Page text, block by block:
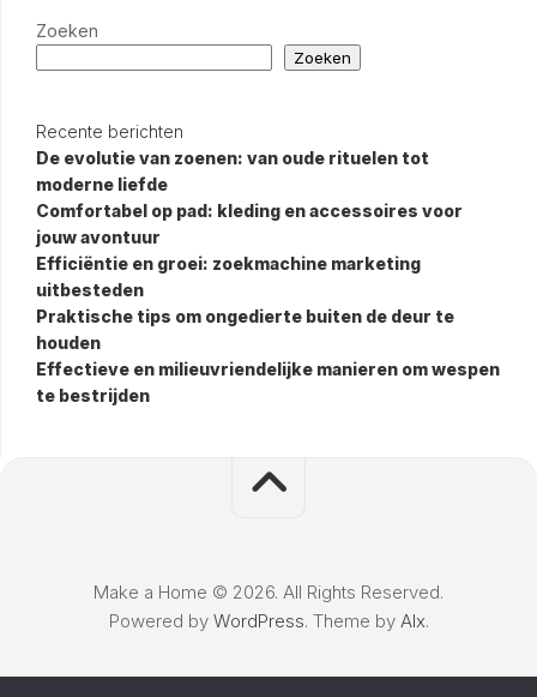
Zoeken
Zoeken
Recente berichten
De evolutie van zoenen: van oude rituelen tot
moderne liefde
Comfortabel op pad: kleding en accessoires voor
jouw avontuur
Efficiëntie en groei: zoekmachine marketing
uitbesteden
Praktische tips om ongedierte buiten de deur te
houden
Effectieve en milieuvriendelijke manieren om wespen
te bestrijden
Make a Home © 2026. All Rights Reserved.
Powered by WordPress. Theme by Alx.